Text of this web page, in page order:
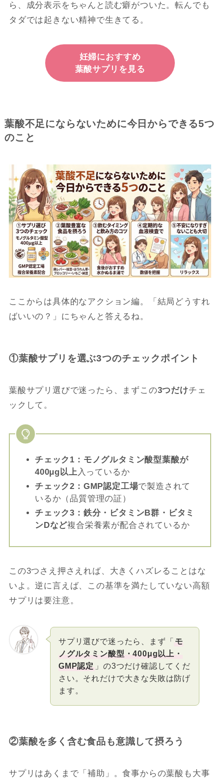
ら、成分表示をちゃんと読む癖がついた。転んでも
タダでは起きない精神で生きてる。
妊婦におすすめ
葉酸サプリを見る
葉酸不足にならないために今日からできる5つ
のこと
ここからは具体的なアクション編。「結局どうすれ
ばいいの？」にちゃんと答えるね。
①葉酸サプリを選ぶ3つのチェックポイント
葉酸サプリ選びで迷ったら、まずこの3つだけチェ
ックして。
チェック1：モノグルタミン酸型葉酸が
400μg以上 入っているか
チェック2：GMP認定工場で製造されて
いるか（品質管理の証）
チェック3：鉄分・ビタミンB群・ビタミ
ンDなど複合栄養素が配合されているか
この3つさえ押さえれば、大きくハズレることはな
いよ。逆に言えば、この基準を満たしていない高額
サプリは要注意。
サプリ選びで迷ったら、まず「 モ
ノグルタミン酸型・400μg以上・
GMP認定 」の3つだけ確認してくだ
さい。それだけで大きな失敗は防げ
ます。
②葉酸を多く含む食品も意識して摂ろう
サプリはあくまで「補助」。食事からの葉酸も大事